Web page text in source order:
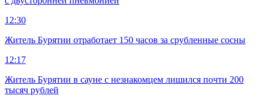
12:30
Житель Бурятии отработает 150 часов за срубленные сосны
12:17
Житель Бурятии в сауне с незнакомцем лишился почти 200
тысяч рублей